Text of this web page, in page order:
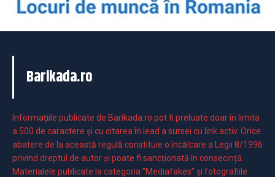
Barikada.ro
Informaţiile publicate de Barikada.ro pot fi preluate doar în limita
a 500 de caractere şi cu citarea în lead a sursei cu link activ. Orice
abatere de la această regulă constituie o încălcare a Legii 8/1996
privind dreptul de autor și poate fi sancționată în consecință.
Materialele publicate la categoria ”Mediafakes” și fotografiile